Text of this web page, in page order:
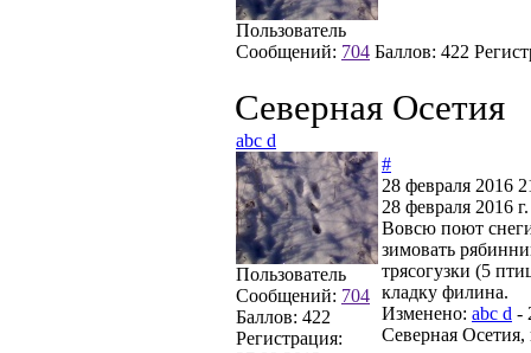
Пользователь
Сообщений: 704 Баллов: 422
Северная Осетия
abc d
Пользователь
Сообщений: 704
Баллов: 422
Регистрация:
#
28 февраля 2016
28 февраля 2016 г.
Вовсю поют
зимовать
трясогузки (5
кладку филина.
Изменено: abc d -
Северная Осетия,